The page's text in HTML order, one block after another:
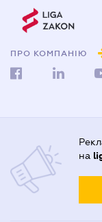
ПРО КОМПАНІЮ
на